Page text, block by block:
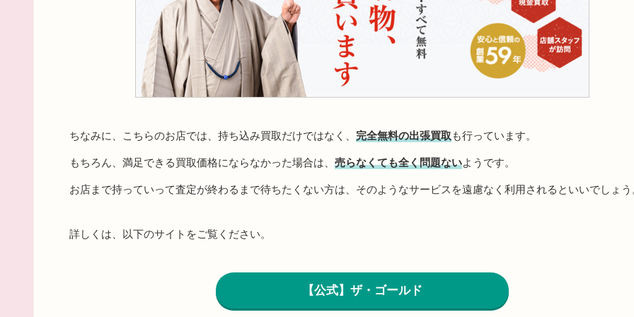
ちなみに、こちらのお店では、持ち込み買取だけではなく、 完全無料の出張買取も行っています。
もちろん、満足できる買取価格にならなかった場合は、 売らなくても全く問題ないようです。
お店まで持っていって査定が終わるまで待ちたくない方は、そのようなサービスを遠慮なく利用されるといいでしょ
詳しくは、以下のサイトをご覧ください。
【公式】ザ・ゴールド